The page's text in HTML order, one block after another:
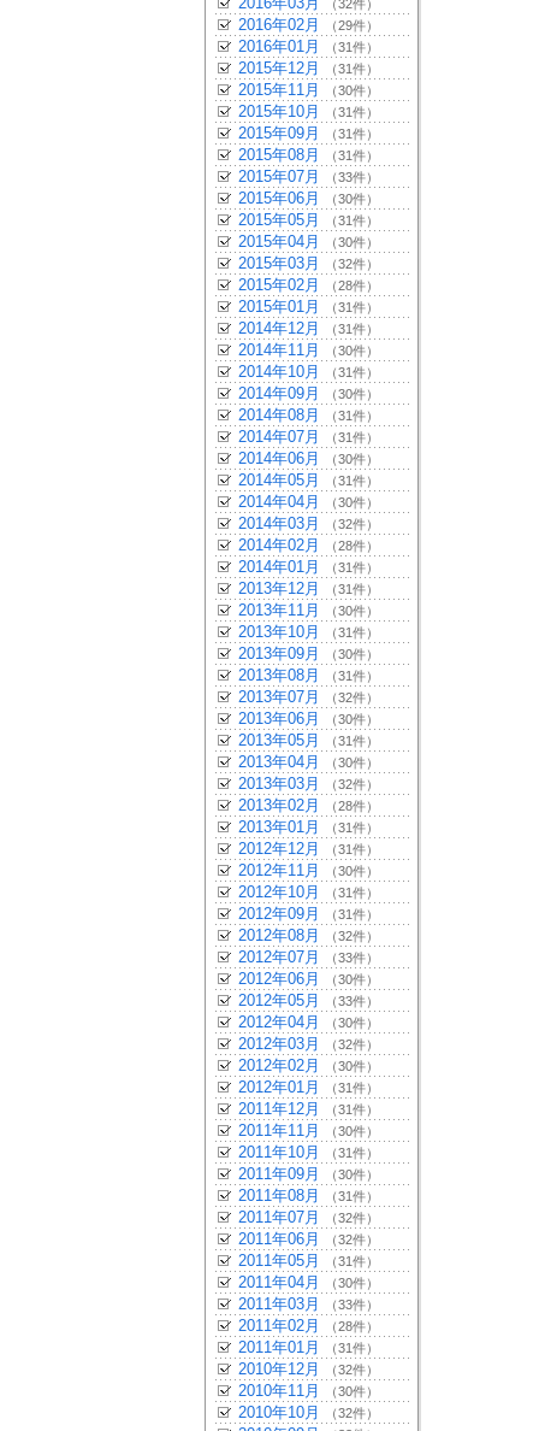
（32件）
2016年02月 （29件）
2016年01月 （31件）
2015年12月 （31件）
2015年11月 （30件）
2015年10月 （31件）
2015年09月 （31件）
2015年08月 （31件）
2015年07月 （33件）
2015年06月 （30件）
2015年05月 （31件）
2015年04月 （30件）
2015年03月 （32件）
2015年02月 （28件）
2015年01月 （31件）
2014年12月 （31件）
2014年11月 （30件）
2014年10月 （31件）
2014年09月 （30件）
2014年08月 （31件）
2014年07月 （31件）
2014年06月 （30件）
2014年05月 （31件）
2014年04月 （30件）
2014年03月 （32件）
2014年02月 （28件）
2014年01月 （31件）
2013年12月 （31件）
2013年11月 （30件）
2013年10月 （31件）
2013年09月 （30件）
2013年08月 （31件）
2013年07月 （32件）
2013年06月 （30件）
2013年05月 （31件）
2013年04月 （30件）
2013年03月 （32件）
2013年02月 （28件）
2013年01月 （31件）
2012年12月 （31件）
2012年11月 （30件）
2012年10月 （31件）
2012年09月 （31件）
2012年08月 （32件）
2012年07月 （33件）
2012年06月 （30件）
2012年05月 （33件）
2012年04月 （30件）
2012年03月 （32件）
2012年02月 （30件）
2012年01月 （31件）
2011年12月 （31件）
2011年11月 （30件）
2011年10月 （31件）
2011年09月 （30件）
2011年08月 （31件）
2011年07月 （32件）
2011年06月 （32件）
2011年05月 （31件）
2011年04月 （30件）
2011年03月 （33件）
2011年02月 （28件）
2011年01月 （31件）
2010年12月 （32件）
2010年11月 （30件）
2010年10月 （32件）